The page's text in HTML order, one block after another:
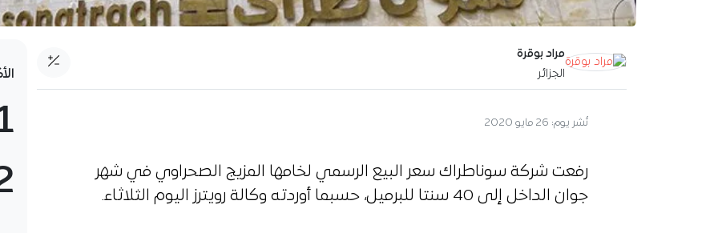
مراد بوقرة
الجزائر
نُشر يوم: 26 مايو 2020
رفعت شركة سوناطراك سعر البيع الرسمي لخامها المزيج الصحراوي في شهر
جوان الداخل إلى 40 سنتا للبرميل، حسبما أوردته وكالة رويترز اليوم الثلاثاء.